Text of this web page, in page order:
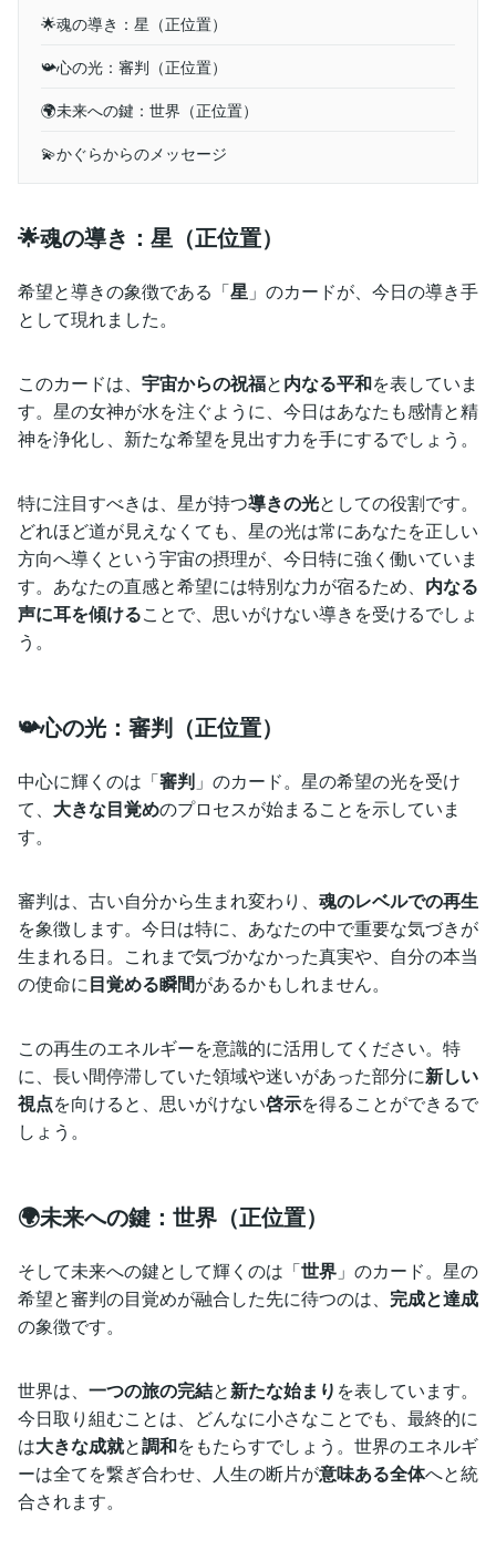
🌟魂の導き：星（正位置）
📯心の光：審判（正位置）
🌍未来への鍵：世界（正位置）
💫かぐらからのメッセージ
🌟魂の導き：星（正位置）
希望と導きの象徴である「星 」のカードが、今日の導き手
として現れました。
このカードは、 宇宙からの祝福と内なる平和を表していま
す。星の女神が水を注ぐように、今日はあなたも感情と精
神を浄化し、新たな希望を見出す力を手にするでしょう。
特に注目すべきは、星が持つ導きの光としての役割です。
どれほど道が見えなくても、星の光は常にあなたを正しい
方向へ導くという宇宙の摂理が、今日特に強く働いていま
す。あなたの直感と希望には特別な力が宿るため、 内なる
声に耳を傾けることで、思いがけない導きを受けるでしょ
う。
📯心の光：審判（正位置）
中心に輝くのは「審判 」のカード。星の希望の光を受け
て、 大きな目覚めのプロセスが始まることを示していま
す。
審判は、古い自分から生まれ変わり、 魂のレベルでの再生
を象徴します。今日は特に、あなたの中で重要な気づきが
生まれる日。これまで気づかなかった真実や、自分の本当
の使命に目覚める瞬間があるかもしれません。
この再生のエネルギーを意識的に活用してください。特
に、長い間停滞していた領域や迷いがあった部分に新しい
視点を向けると、思いがけない啓示を得ることができるで
しょう。
🌍未来への鍵：世界（正位置）
そして未来への鍵として輝くのは「世界 」のカード。星の
希望と審判の目覚めが融合した先に待つのは、 完成と達成
の象徴です。
世界は、 一つの旅の完結と新たな始まり を表しています。
今日取り組むことは、どんなに小さなことでも、最終的に
は大きな成就と調和をもたらすでしょう。世界のエネルギ
ーは全てを繋ぎ合わせ、人生の断片が意味ある全体へと統
合されます。